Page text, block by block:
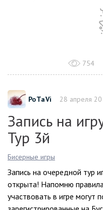
754
PoTaVi 28 апреля
Запись на
Тур 3й
Бисерные игры
Запись на очередной тур
открыта! Напомню
участвовать в игре могут